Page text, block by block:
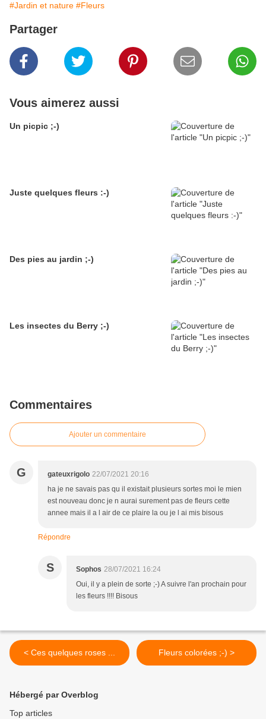
#Jardin et nature #Fleurs
Partager
Vous aimerez aussi
Un picpic ;-)
Juste quelques fleurs :-)
Des pies au jardin ;-)
Les insectes du Berry ;-)
Commentaires
Ajouter un commentaire
G gateuxrigolo 22/07/2021 20:16
ha je ne savais pas qu il existait plusieurs sortes moi le mien
est nouveau donc je n aurai surement pas de fleurs cette
annee mais il a l air de ce plaire la ou je l ai mis bisous
Répondre
S Sophos 28/07/2021 16:24
Oui, il y a plein de sorte ;-) A suivre l'an prochain pour
les fleurs !!!! Bisous
< Ces quelques roses ... Fleurs colorées ;-) >
Hébergé par Overblog
Top articles